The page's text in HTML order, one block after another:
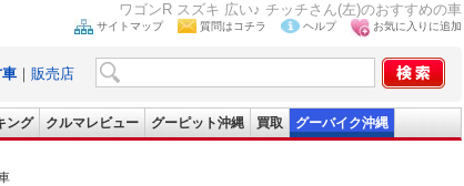
ワゴンR スズキ 広い♪ チッチさん(左)のおすすめの車
サイトマップ 質問はコチラ ヘルプ お気に入りに追加
｜ 販売店
ング クルマレビュー グーピット沖縄 買取 グーバイク沖縄